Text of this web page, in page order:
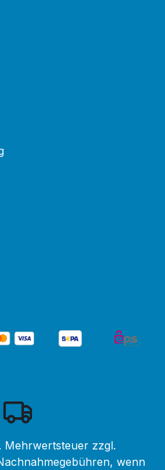
Mehrwertsteuer zzgl.
wenn